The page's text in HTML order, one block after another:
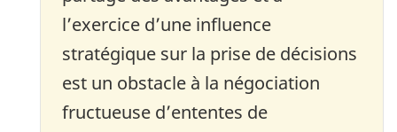
l’exercice d’une influence
stratégique sur la prise de décisions
est un obstacle à la négociation
fructueuse d’ententes de